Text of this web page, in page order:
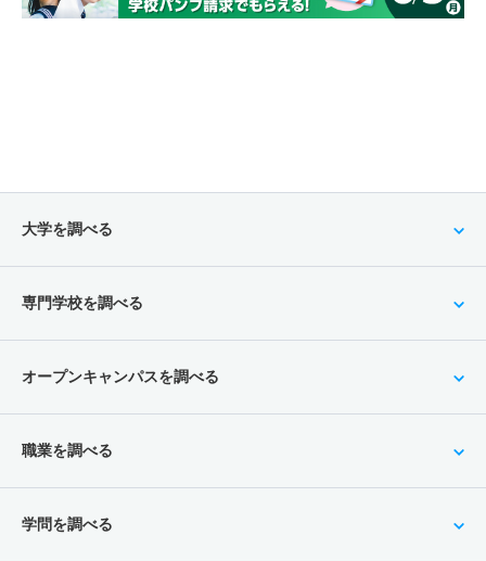
大学を調べる
専門学校を調べる
オープンキャンパスを調べる
職業を調べる
学問を調べる